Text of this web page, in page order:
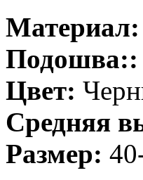
Материал:
Подошва::
Цвет:
Средняя
Размер: